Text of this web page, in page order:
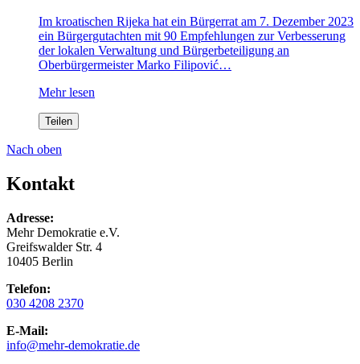
Im kroatischen Rijeka hat ein Bürgerrat am 7. Dezember 2023
ein Bürgergutachten mit 90 Empfehlungen zur Verbesserung
der lokalen Verwaltung und Bürgerbeteiligung an
Oberbürgermeister Marko Filipović…
Mehr lesen
Teilen
Nach oben
Kontakt
Adresse:
Mehr Demokratie e.V.
Greifswalder Str. 4
10405 Berlin
Telefon:
030 4208 2370
E-Mail:
info@mehr-demokratie.de